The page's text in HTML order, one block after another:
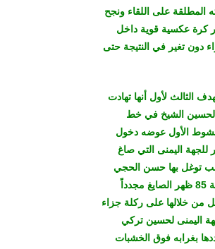
على اللقاء ونجح
ومرر كرة عكسية قوية داخل
دون تغير في النتيجة حتى
الثالث لأول أنها تهادت
بديلاً لحسين الشيخ في خط
نجم الشوط الأول عوضه دخول
اليمنى التي صاغ
خلال عكس إتجاة اللعب توغل بها حسن الحجي
من الجهة اليسرى وعكسها لعلي الشعلة الذي سدد كرة أبعدها عويضه العامري وعند الدقيقة 85 ظهر الصايغ مجدداً
من خلالها على ركلة جزاء
الصائغ كرة من الجهة اليمنى لحسين تركي
بغرابه فوق الخشبات